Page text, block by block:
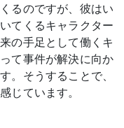
るのですが、彼はい
てくるキャラクター
の手足として働くキ
て事件が解決に向か
。そうすることで、
じています。